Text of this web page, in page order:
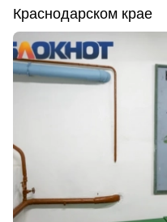
Краснодарском крае